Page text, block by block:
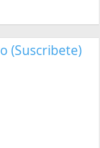
(Suscribete)